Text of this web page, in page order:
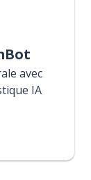
avec
IA